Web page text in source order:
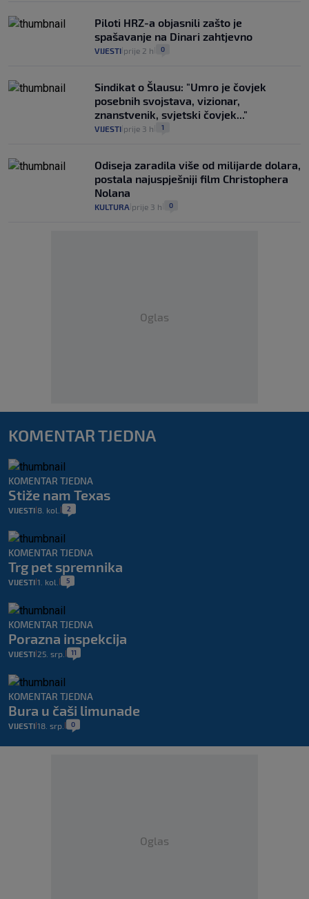
Piloti HRZ-a objasnili zašto je
spašavanje na Dinari zahtjevno
VIJESTI prije 2 h 0
Sindikat o Šlausu: "Umro je čovjek
posebnih svojstava, vizionar,
znanstvenik, svjetski čovjek..."
VIJESTI prije 3 h 1
Odiseja zaradila više od milijarde dolara,
postala najuspješniji film Christophera
Nolana
KULTURA prije 3 h 0
Oglas
KOMENTAR TJEDNA
KOMENTAR TJEDNA
Stiže nam Texas
VIJESTI 8. kol. 2
KOMENTAR TJEDNA
Trg pet spremnika
VIJESTI 1. kol. 5
KOMENTAR TJEDNA
Porazna inspekcija
VIJESTI 25. srp. 11
KOMENTAR TJEDNA
Bura u čaši limunade
VIJESTI 18. srp. 0
Oglas